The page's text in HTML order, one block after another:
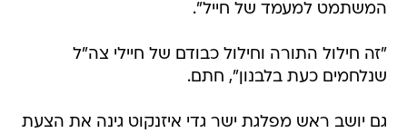
המשתמט למעמד של חייל".
"זה חילול התורה וחילול כבודם של חיילי צה"ל
שנלחמים כעת בלבנון", חתם.
גם יושב ראש מפלגת ישר גדי איזנקוט גינה את הצעת